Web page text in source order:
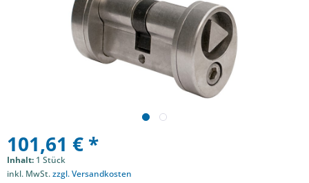
101,61 € *
Inhalt: 1 Stück
inkl. MwSt.zzgl. Versandkosten